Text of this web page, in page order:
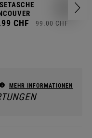
99 CHF 99.00 CHF
MEHR INFORMATIONEN